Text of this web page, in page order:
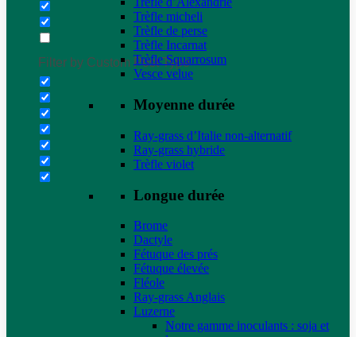
Filter by Custom Post Type
Trèfle micheli
Trèfle de perse
Trèfle Incarnat
Trèfle Squarrosum
Vesce velue
Moyenne durée
Ray-grass d’Italie non-alternatif
Ray-grass hybride
Trèfle violet
Longue durée
Brome
Dactyle
Fétuque des prés
Fétuque élevée
Fléole
Ray-grass Anglais
Luzerne
Notre gamme inoculants : soja et